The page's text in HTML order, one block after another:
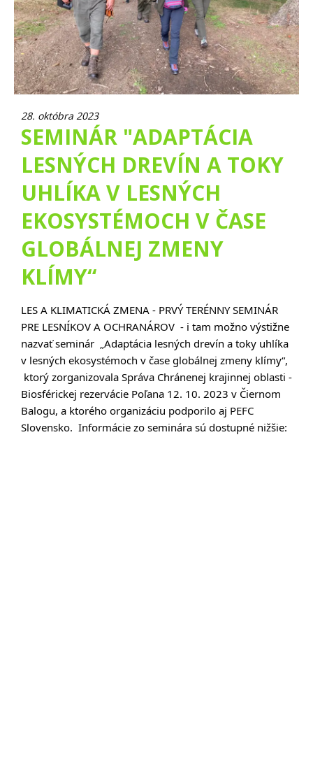
28. októbra 2023
SEMINÁR "ADAPTÁCIA
LESNÝCH DREVÍN A TOKY
UHLÍKA V LESNÝCH
EKOSYSTÉMOCH V ČASE
GLOBÁLNEJ ZMENY
KLÍMY“
LES A KLIMATICKÁ ZMENA - PRVÝ TERÉNNY SEMINÁR
PRE LESNÍKOV A OCHRANÁROV  - i tam možno výstižne
nazvať seminár  „Adaptácia lesných drevín a toky uhlíka
v lesných ekosystémoch v čase globálnej zmeny klímy“,
ktorý zorganizovala Správa Chránenej krajinnej oblasti -
Biosférickej rezervácie Poľana 12. 10. 2023 v Čiernom
Balogu, a ktorého organizáciu podporilo aj PEFC
Slovensko.  Informácie zo seminára sú dostupné nižšie: